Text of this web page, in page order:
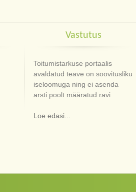
Vastutus
Toitumistarkuse portaalis
avaldatud teave on soovitusliku
iseloomuga ning ei asenda
arsti poolt määratud ravi.
Loe edasi...